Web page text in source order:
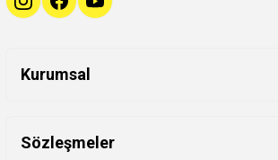
Kurumsal
Sözleşmeler